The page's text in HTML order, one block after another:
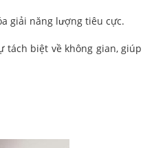
giải năng lượng tiêu cực.
tách biệt về không gian, giúp